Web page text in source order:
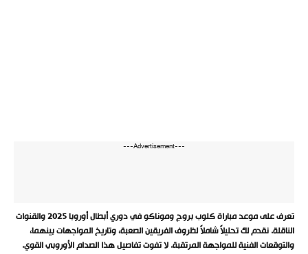
---Advertisement---
تعرف على موعد مباراة كلوب بروج وموناكو في دوري أبطال أوروبا 2025 والقنوات
الناقلة. نقدم لك تحليلاً شاملاً لظروف الفريقين الصعبة، وتاريخ المواجهات بينهما،
والتوقعات الفنية للمواجهة المرتقبة. لا تفوت تفاصيل هذا الصدام الأوروبي القوي.